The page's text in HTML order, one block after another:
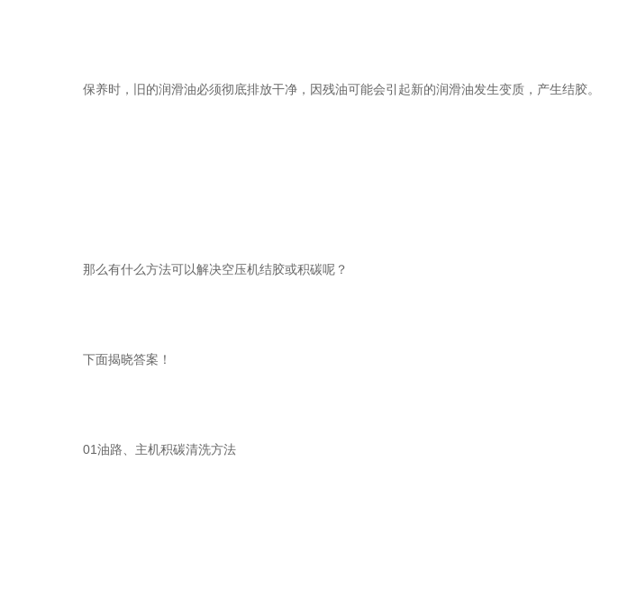
保养时，旧的润滑油必须彻底排放干净，因残油可能会引起新的润滑油发生变质，产生结胶。
那么有什么方法可以解决空压机结胶或积碳呢？
下面揭晓答案！
01油路、主机积碳清洗方法